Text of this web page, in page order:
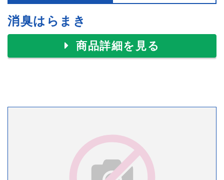
消臭はらまき
商品詳細を見る